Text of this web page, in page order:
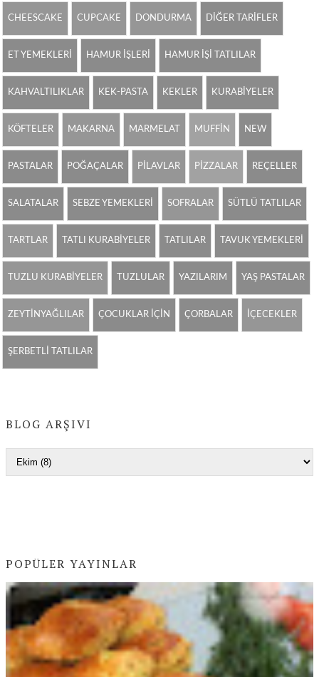
CHEESCAKE CUPCAKE DONDURMA DİĞER TARİFLER
ET YEMEKLERİ HAMUR İŞLERİ HAMUR İŞİ TATLILAR
KAHVALTILIKLAR KEK-PASTA KEKLER KURABİYELER
KÖFTELER MAKARNA MARMELAT MUFFİN NEW
PASTALAR POĞAÇALAR PİLAVLAR PİZZALAR REÇELLER
SALATALAR SEBZE YEMEKLERİ SOFRALAR SÜTLÜ TATLILAR
TARTLAR TATLI KURABİYELER TATLILAR TAVUK YEMEKLERİ
TUZLU KURABİYELER TUZLULAR YAZILARIM YAŞ PASTALAR
ZEYTİNYAĞLILAR ÇOCUKLAR İÇİN ÇORBALAR İÇECEKLER
ŞERBETLİ TATLILAR
BLOG ARŞIVI
POPÜLER YAYINLAR